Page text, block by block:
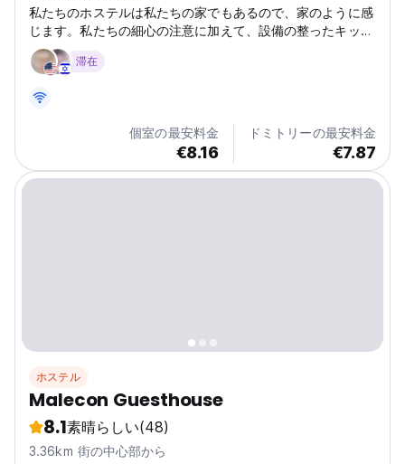
私たちのホステルは私たちの家でもあるので、家のように感
じます。私たちの細心の注意に加えて、設備の整ったキッチ
ン、50 インチ液晶ディスプレイを備えたエアコン完備のリ
ビングルーム、超高速インターネット、洗濯機、さらにはピ
いただけます。私たちは南アメリカ全般、特にエクアドルと
ガラパゴスに関する膨大な知識を共有するのが大好きです。
私たちは非常に柔軟に対応し、どんな問題でも喜んでお手伝
いし、どんなご質問にもお答えいたします。 ホステルは空
港/バスターミナルのすぐ近くにあります。徒歩圏内に銀
滞在
個室の最安料金
€8.16
ドミトリーの最安料金
€7.87
ホステル
Malecon Guesthouse
8.1素晴らしい(48)
3.36km 街の中心部から